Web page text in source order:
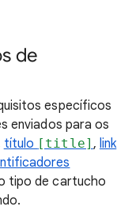
de
específicos
enviados para os
título [title] , link
tipo de cartucho